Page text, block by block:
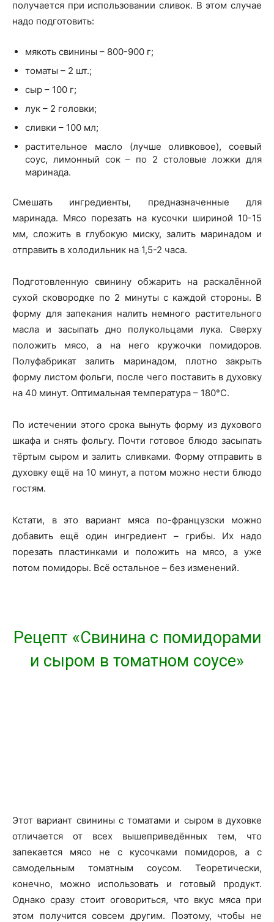
получается при использовании сливок. В этом случае
надо подготовить:
мякоть свинины – 800-900 г;
томаты – 2 шт.;
сыр – 100 г;
лук – 2 головки;
сливки – 100 мл;
растительное масло (лучше оливковое), соевый
соус, лимонный сок – по 2 столовые ложки для
маринада.
Смешать ингредиенты, предназначенные для
маринада. Мясо порезать на кусочки шириной 10-15
мм, сложить в глубокую миску, залить маринадом и
отправить в холодильник на 1,5-2 часа.
Подготовленную свинину обжарить на раскалённой
сухой сковородке по 2 минуты с каждой стороны. В
форму для запекания налить немного растительного
масла и засыпать дно полукольцами лука. Сверху
положить мясо, а на него кружочки помидоров.
Полуфабрикат залить маринадом, плотно закрыть
форму листом фольги, после чего поставить в духовку
на 40 минут. Оптимальная температура – 180°C.
По истечении этого срока вынуть форму из духового
шкафа и снять фольгу. Почти готовое блюдо засыпать
тёртым сыром и залить сливками. Форму отправить в
духовку ещё на 10 минут, а потом можно нести блюдо
гостям.
Кстати, в это вариант мяса по-французски можно
добавить ещё один ингредиент – грибы. Их надо
порезать пластинками и положить на мясо, а уже
потом помидоры. Всё остальное – без изменений.
Рецепт «Свинина с помидорами
и сыром в томатном соусе»
Этот вариант свинины с томатами и сыром в духовке
отличается от всех вышеприведённых тем, что
запекается мясо не с кусочками помидоров, а с
самодельным томатным соусом. Теоретически,
конечно, можно использовать и готовый продукт.
Однако сразу стоит оговориться, что вкус мяса при
этом получится совсем другим. Поэтому, чтобы не